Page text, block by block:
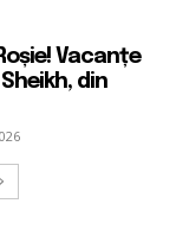
Vacanțe
din